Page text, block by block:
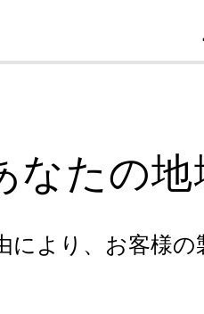
なたの
により、お客様